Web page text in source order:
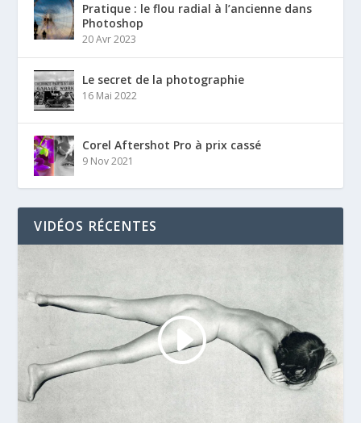
Pratique : le flou radial à l’ancienne dans
Photoshop
20 Avr 2023
Le secret de la photographie
16 Mai 2022
Corel Aftershot Pro à prix cassé
9 Nov 2021
VIDÉOS RÉCENTES